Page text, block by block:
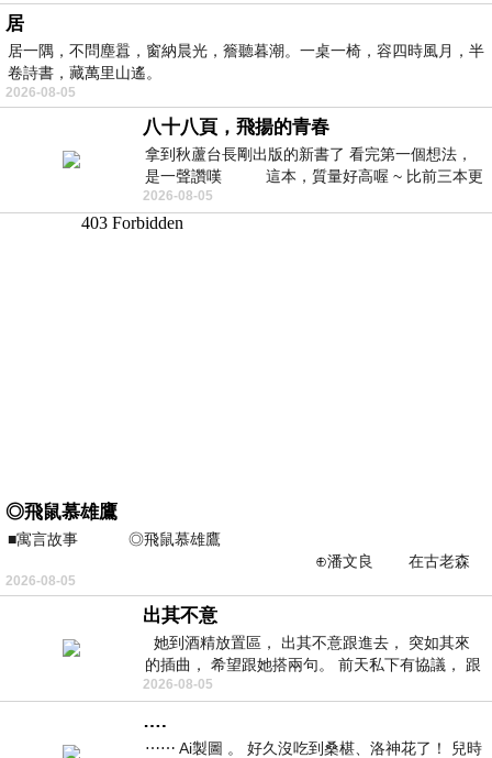
居
居一隅，不問塵囂，窗納晨光，簷聽暮潮。一桌一椅，容四時風月，半
卷詩書，藏萬里山遙。
2026-08-05
八十八頁，飛揚的青春
拿到秋蘆台長剛出版的新書了 看完第一個想法，
是一聲讚嘆 這本，質量好高喔 ~ 比前三本更
勝一
2026-08-05
◎飛鼠慕雄鷹
■寓言故事 ◎飛鼠慕雄鷹
⊕潘文良 在古老森
林的底層，住著一隻小飛鼠
2026-08-05
出其不意
她到酒精放置區， 出其不意跟進去， 突如其來
的插曲， 希望跟她搭兩句。 前天私下有協議， 跟
著阿弟丟拉基
2026-08-05
….
⋯⋯ Ai製圖 。 好久沒吃到桑椹、洛神花了！ 兒時